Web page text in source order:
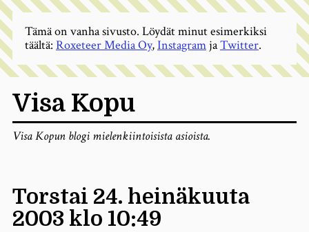
Visa Kopu
Visa Kopun blogi mielenkiintoisista asioista.
Torstai 24. heinäkuuta
2003 klo 10:49
Tämä on vanha sivusto. Löydät minut esimerkiksi
täältä: Roxeteer Media Oy,InstagramjaTwitter.